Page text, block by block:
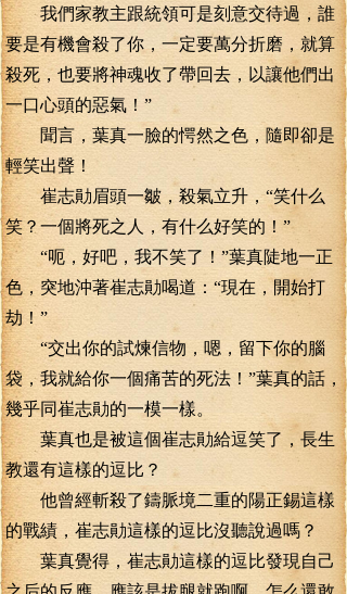
我們家教主跟統領可是刻意交待過，誰
要是有機會殺了你，一定要萬分折磨，就算
殺死，也要將神魂收了帶回去，以讓他們出
一口心頭的惡氣！”
聞言，葉真一臉的愕然之色，隨即卻是
輕笑出聲！
崔志勛眉頭一皺，殺氣立升，“笑什么
笑？一個將死之人，有什么好笑的！”
“呃，好吧，我不笑了！”葉真陡地一正
色，突地沖著崔志勛喝道：“現在，開始打
劫！”
“交出你的試煉信物，嗯，留下你的腦
袋，我就給你一個痛苦的死法！”葉真的話，
幾乎同崔志勛的一模一樣。
葉真也是被這個崔志勛給逗笑了，長生
教還有這樣的逗比？
他曾經斬殺了鑄脈境二重的陽正錫這樣
的戰績，崔志勛這樣的逗比沒聽說過嗎？
葉真覺得，崔志勛這樣的逗比發現自己